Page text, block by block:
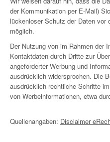
der Kommunikation per E-Mail)
lückenloser Schutz der Daten
möglich.
Der Nutzung von im Rahmen der
Kontaktdaten durch Dritte zur
angeforderter Werbung und
ausdrücklich widersprochen. Die
ausdrücklich rechtliche Schritte
von Werbeinformationen, etwa
Quellenangaben: Disclaimer